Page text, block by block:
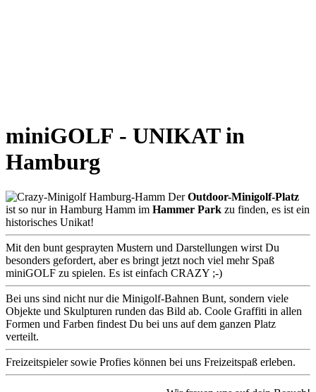
miniGOLF - UNIKAT in
Hamburg
DerOutdoor-Minigolf-Platz
ist so nur in Hamburg Hamm im Hammer Park zu finden, es ist ein
historisches Unikat!
Mit den bunt gesprayten Mustern und Darstellungen wirst Du
besonders gefordert, aber es bringt jetzt noch viel mehr Spaß
miniGOLF zu spielen. Es ist einfach CRAZY ;-)
Bei uns sind nicht nur die Minigolf-Bahnen Bunt, sondern viele
Objekte und Skulpturen runden das Bild ab. Coole Graffiti in allen
Formen und Farben findest Du bei uns auf dem ganzen Platz
verteilt.
Freizeitspieler sowie Profies können bei uns Freizeitspaß erleben.